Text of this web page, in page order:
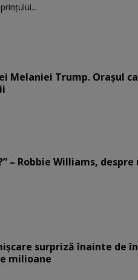
Melaniei Trump. Orașul
– Robbie Williams,
surpriză înainte de
milioane